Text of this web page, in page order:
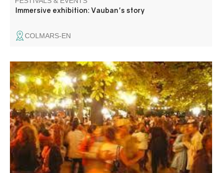
Immersive exhibition: Vauban's story
COLMARS-EN
Concours de boules et bal les jeudi, vendredi et samedi.
Paëlla le vendredi, aïoli le samedi.